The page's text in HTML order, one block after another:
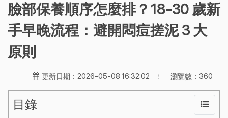
臉部保養順序怎麼排？18-30 歲新
手早晚流程：避開悶痘搓泥 3 大
原則
更新日期：2026-05-08 16:32:02 瀏覽數：360
目錄